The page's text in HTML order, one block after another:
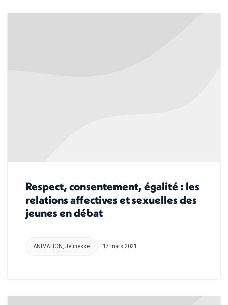
Respect, consentement, égalité : les
relations affectives et sexuelles des
jeunes en débat
ANIMATION , Jeunesse 17 mars 2021